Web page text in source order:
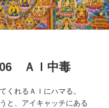
ＡＩ中毒
くれるＡＩにハマる。
と、アイキャッチにある